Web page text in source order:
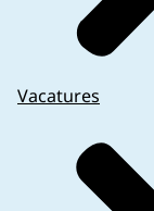
Vacatures